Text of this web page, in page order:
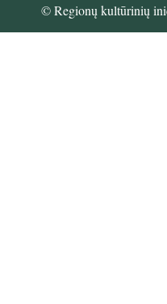
© Regionų kultūrinių